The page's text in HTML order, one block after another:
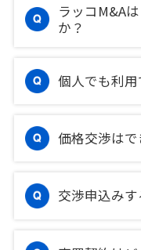
ラッコM&A
か？
個人でも利
価格交渉はで
交渉申込み